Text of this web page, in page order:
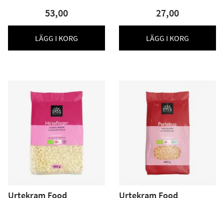
53,00
LÄGG I KORG
27,00
LÄGG I KORG
Urtekram Food Urtekram Food